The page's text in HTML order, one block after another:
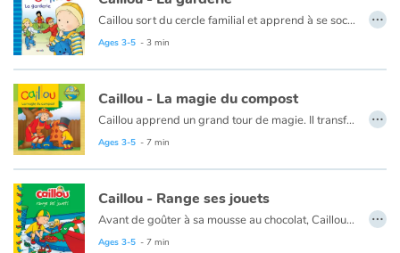
At school
Festivals and events
Love and friendship
Social issues
Emotions and feelings
Formats and illustrations
Caillou sort du cercle familial et apprend à se sociabiliser.
Ce livre est aussi disponible en anglais :
Ages 3-5 - 3 min
…
Caillou - La magie du compost
Caillou apprend un grand tour de magie. Il transforme des déchets en nourriture pour les plantes !
Ce livre est aussi disponible en anglais :
Ages 3-5 - 7 min
…
Caillou - Range ses jouets
Avant de goûter à sa mousse au chocolat, Caillou doit ranger tous ses jouets. Heureusement, papa a une idée qui aidera Caillou à avoir un peu plus d'ordre.
Ce livre est aussi disponible en anglais :
Ages 3-5 - 7 min
…